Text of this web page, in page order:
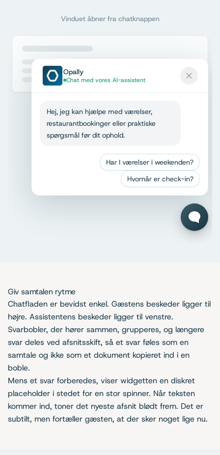
Vinduet åbner fra chatknappen
Opally
Chat med vores AI-assistent
Hej, jeg kan hjælpe med værelser,
restaurantbookinger eller praktiske
spørgsmål før dit ophold.
Har I værelser i weekenden?
Hvornår er check-in?
Giv samtalen rytme
Chatfladen er bevidst enkel. Gæstens beskeder ligger til
højre. Assistentens beskeder ligger til venstre.
Svarbobler, der hører sammen, grupperes, og længere
svar deles ved afsnitsskift, så et svar føles som en
samtale og ikke som et dokument kopieret ind i en
boble.
Mens et svar forberedes, viser widgetten en diskret
placeholder i stedet for en stor spinner. Når teksten
kommer ind, toner det nyeste afsnit blødt frem. Det er
subtilt, men fortæller gæsten, at der sker noget lige nu.